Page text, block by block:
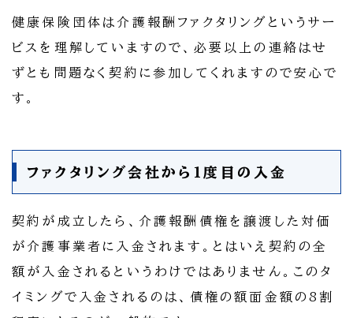
健康保険団体は介護報酬ファクタリングというサー
ビスを理解していますので、必要以上の連絡はせ
ずとも問題なく契約に参加してくれますので安心で
す。
ファクタリング会社から1度目の入金
契約が成立したら、介護報酬債権を譲渡した対価
が介護事業者に入金されます。とはいえ契約の全
額が入金されるというわけではありません。このタ
イミングで入金されるのは、債権の額面金額の8割